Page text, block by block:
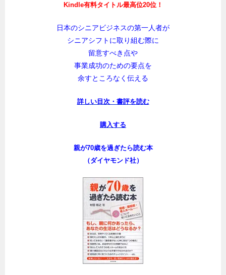
Kindle有料タイトル最高位20位！
日本のシニアビジネスの第一人者が
シニアシフトに取り組む際に
留意すべき点や
事業成功のための要点を
余すところなく伝える
詳しい目次・書評を読む
購入する
親が70歳を過ぎたら読む本
（ダイヤモンド社）